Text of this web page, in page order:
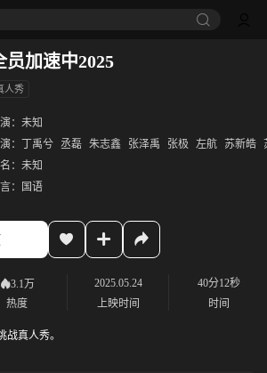
员加速中2025
人秀
： 未知
：
丁禹兮 丞磊 朱志鑫 张泽禹 张极 左航 苏新皓
： 未知
：
国语
3.1万
热度
2025.05.24
上映时间
40分12秒
时间
真人秀。